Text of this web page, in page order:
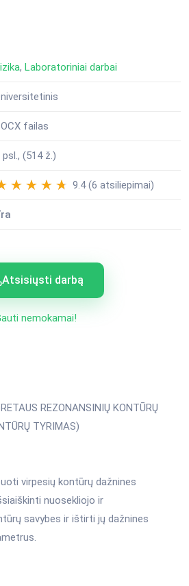
, Laboratoriniai darbai
failas
psl., (514 ž.)
9.4 (6 atsiliepimai)
Atsisiųsti darbą
nemokamai!
REZONANSINIŲ KONTŪRŲ
TYRIMAS)
virpesių kontūrų dažnines
nuosekliojo ir
savybes ir ištirti jų dažnines